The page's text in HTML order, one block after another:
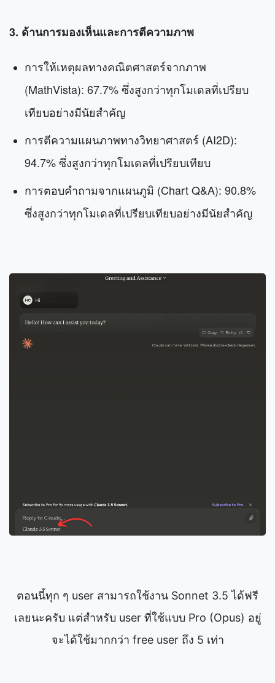
3. ด้านการมองเห็นและการตีความภาพ
การให้เหตุผลทางคณิตศาสตร์จากภาพ
(MathVista): 67.7% ซึ่งสูงกว่าทุกโมเดลที่เปรียบ
เทียบอย่างมีนัยสำคัญ
การตีความแผนภาพทางวิทยาศาสตร์ (AI2D):
94.7% ซึ่งสูงกว่าทุกโมเดลที่เปรียบเทียบ
การตอบคำถามจากแผนภูมิ (Chart Q&A): 90.8%
ซึ่งสูงกว่าทุกโมเดลที่เปรียบเทียบอย่างมีนัยสำคัญ
ตอนนี้ทุก ๆ user สามารถใช้งาน Sonnet 3.5 ได้ฟรี
เลยนะครับ แต่สำหรับ user ที่ใช้แบบ Pro (Opus) อยู่
จะได้ใช้มากกว่า free user ถึง 5 เท่า